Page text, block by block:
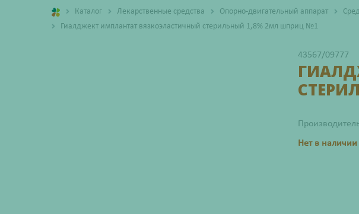
Каталог Лекарственные средства Опорно-двигательный аппарат
Гиалджект имплантат вязкоэластичный стерильный 1,8% 2мл шприц №1
43567/09777
Нет в наличии